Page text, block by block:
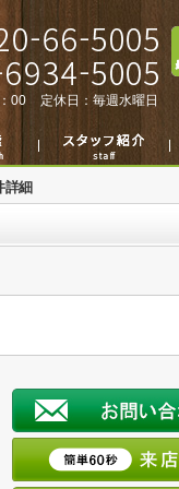
00 定休日： 毎週水曜日
詳細